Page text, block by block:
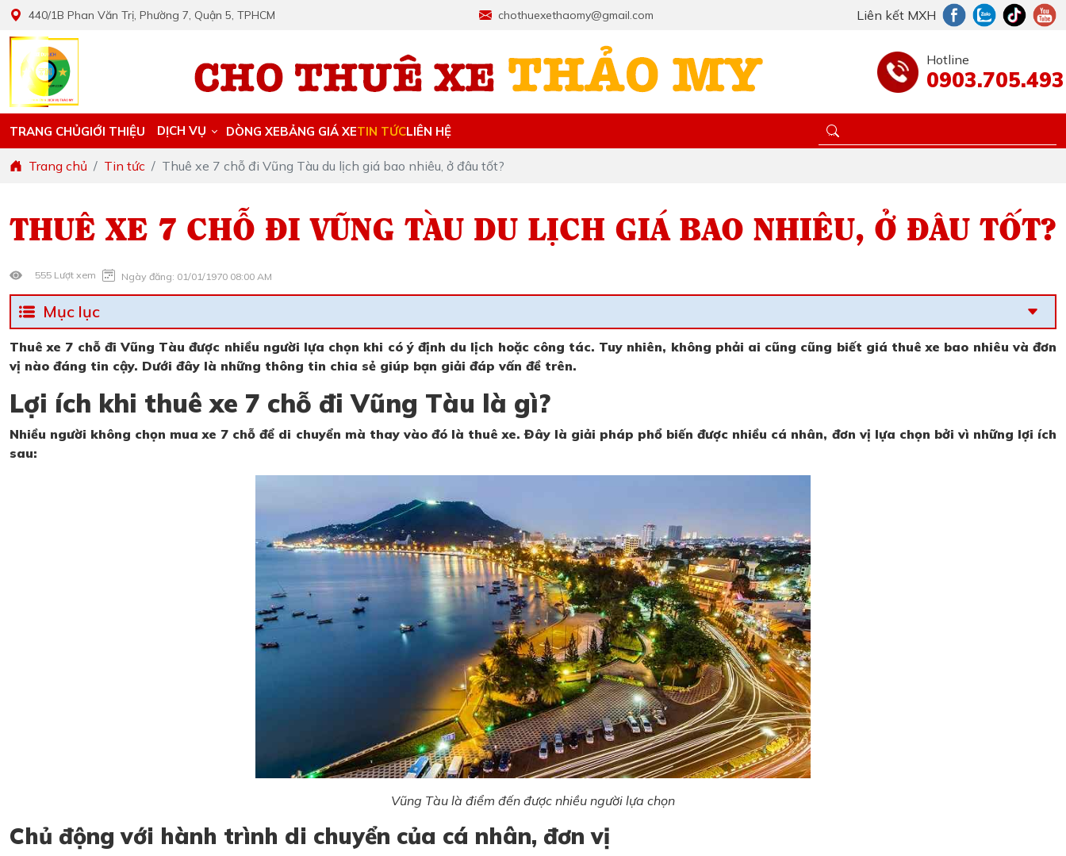
440/1B Phan Văn Trị, Phường 7, Quận 5, TPHCM chothuexethaomy@gmail.com Liên kết MXH
Hotline
0903.705.493
TRANG CHỦGIỚI THIỆU DỊCH VỤ DÒNG XEBẢNG GIÁ XETIN TỨCLIÊN HỆ
Trang chủ Tin tức Thuê xe 7 chỗ đi Vũng Tàu du lịch giá bao nhiêu, ở đâu tốt?
THUÊ XE 7 CHỖ ĐI VŨNG TÀU DU LỊCH GIÁ BAO NHIÊU, Ở ĐÂU TỐT?
555 Lượt xem Ngày đăng: 01/01/1970 08:00 AM
Mục lục
Thuê xe 7 chỗ đi Vũng Tàu được nhiều người lựa chọn khi có ý định du lịch hoặc công tác. Tuy nhiên, không phải ai cũng cũng biết giá thuê xe bao nhiêu và đơn
vị nào đáng tin cậy. Dưới đây là những thông tin chia sẻ giúp bạn giải đáp vấn đề trên.
Lợi ích khi thuê xe 7 chỗ đi Vũng Tàu là gì?
Nhiều người không chọn mua xe 7 chỗ để di chuyển mà thay vào đó là thuê xe. Đây là giải pháp phổ biến được nhiều cá nhân, đơn vị lựa chọn bởi vì những lợi ích
sau:
Vũng Tàu là điểm đến được nhiều người lựa chọn
Chủ động với hành trình di chuyển của cá nhân, đơn vị